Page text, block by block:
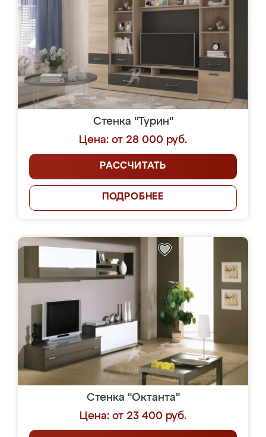
Стенка "Турин"
Цена: от 28 000 руб.
РАССЧИТАТЬ
ПОДРОБНЕЕ
Стенка "Октанта"
Цена: от 23 400 руб.